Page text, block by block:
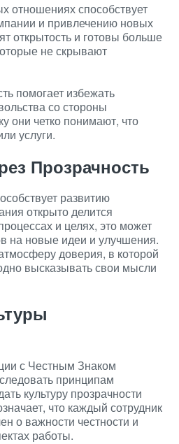
отношениях способствует
и привлечению новых
открытость и готовы больше
не скрывают
помогает избежать
со стороны
они четко понимают, что
услуги.
Прозрачность
развитию
открыто делится
и целях, это может
на новые идеи и улучшения.
доверия, в которой
высказывать свои мысли
с Честным Знаком
принципам
культуру прозрачности
что каждый сотрудник
о важности честности и
работы.